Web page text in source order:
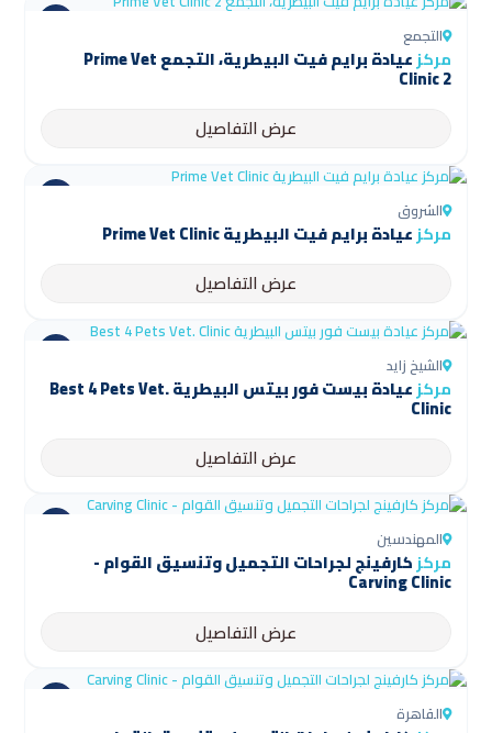
التجمع
مركز عيادة برايم فيت البيطرية، التجمع Prime Vet
Clinic 2
عرض التفاصيل
الشروق
مركزعيادة برايم فيت البيطرية Prime Vet Clinic
عرض التفاصيل
الشيخ زايد
مركز عيادة بيست فور بيتس البيطرية Best 4 Pets Vet.
Clinic
عرض التفاصيل
المهندسين
مركزكارفينج لجراحات التجميل وتنسيق القوام -
Carving Clinic
عرض التفاصيل
القاهرة